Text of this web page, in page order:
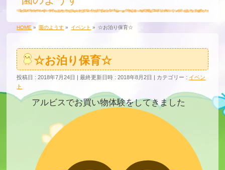
HOME » 園のようす » イベント » ☆お泊り保育☆
☆お泊り保育☆
投稿日 : 2018年7月24日 最終更新日時 : 2018年8月2日 カテゴリー : イベン
ト
アルビスでお買い物体験をしてきました